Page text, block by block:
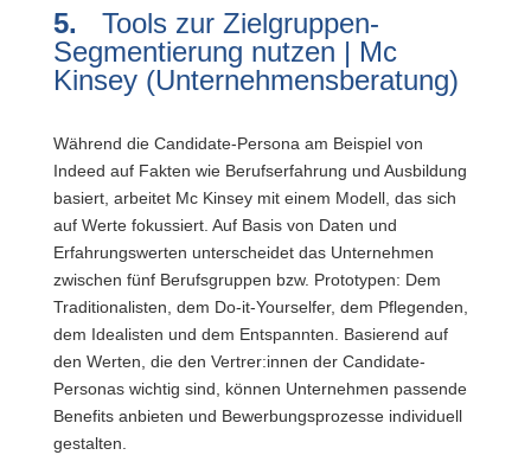
5. Tools zur Zielgruppen-
Segmentierung nutzen | Mc
Kinsey (Unternehmensberatung)
Während die Candidate-Persona am Beispiel von
Indeed auf Fakten wie Berufserfahrung und Ausbildung
basiert, arbeitet Mc Kinsey mit einem Modell, das sich
auf Werte fokussiert. Auf Basis von Daten und
Erfahrungswerten unterscheidet das Unternehmen
zwischen fünf Berufsgruppen bzw. Prototypen: Dem
Traditionalisten, dem Do-it-Yourselfer, dem Pflegenden,
dem Idealisten und dem Entspannten. Basierend auf
den Werten, die den Vertrer:innen der Candidate-
Personas wichtig sind, können Unternehmen passende
Benefits anbieten und Bewerbungsprozesse individuell
gestalten.